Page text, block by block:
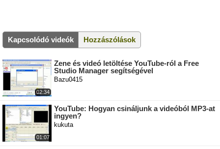
Kapcsolódó videók Hozzászólások
02:34
Zene és videó letöltése YouTube-ról a Free
Studio Manager segítségével
Bazu0415
01:07
YouTube: Hogyan csináljunk a videóból MP3-at
ingyen?
kukuta